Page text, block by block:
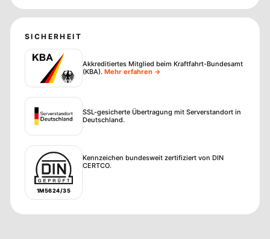
SICHERHEIT
Akkreditiertes Mitglied beim Kraftfahrt-Bundesamt
(KBA). Mehr erfahren →
SSL-gesicherte Übertragung mit Serverstandort in
Deutschland.
1M5624/35
Kennzeichen bundesweit zertifiziert von DIN
CERTCO.